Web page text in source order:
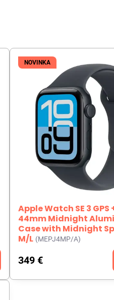
NOVINKA
Apple Watch SE 3
44mm Midnight
Case with Midnight
M/L (MEPJ4MP/A)
349 €